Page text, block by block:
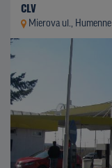
CLV
Mierova ul., Humenne